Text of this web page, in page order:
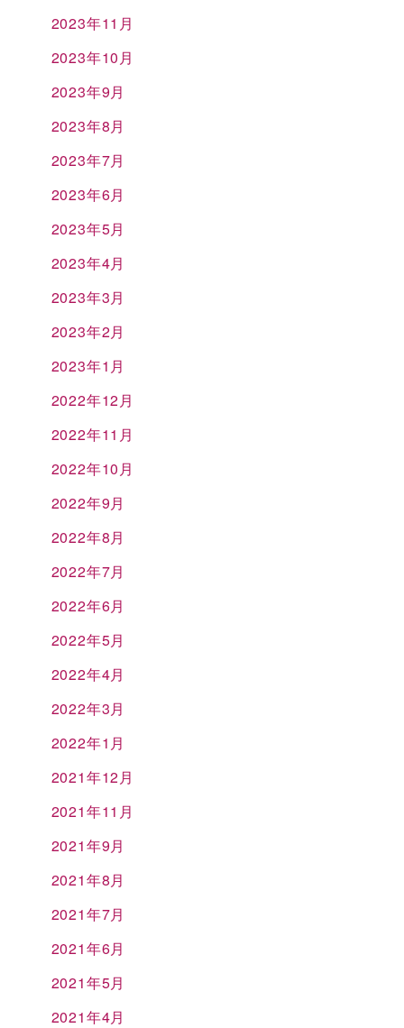
2023年11月
2023年10月
2023年9月
2023年8月
2023年7月
2023年6月
2023年5月
2023年4月
2023年3月
2023年2月
2023年1月
2022年12月
2022年11月
2022年10月
2022年9月
2022年8月
2022年7月
2022年6月
2022年5月
2022年4月
2022年3月
2022年1月
2021年12月
2021年11月
2021年9月
2021年8月
2021年7月
2021年6月
2021年5月
2021年4月